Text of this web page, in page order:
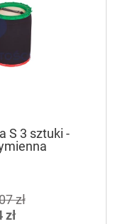
S 3 sztuki -
zł
zł